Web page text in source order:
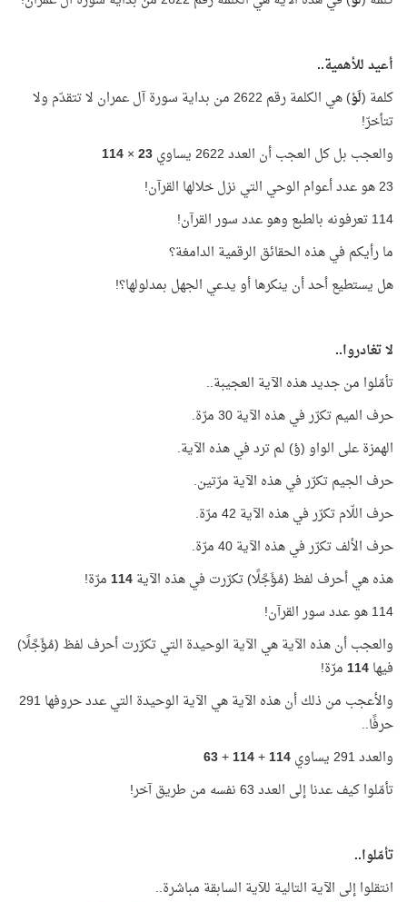
أعيد للأهمية..
كلمة (لَوْ
) هي الكلمة رقم 2622 من بداية سورة آل عمران لا تتقدّم ولا
تتأخرّ!
والعجب بل كل العجب أن العدد 2622 يساوي
23
×
114
23 هو عدد أعوام الوحي التي نزل خلالها القرآن!
114 تعرفونه بالطبع وهو عدد سور القرآن!
ما رأيكم في هذه الحقائق الرقمية الدامغة؟
هل يستطيع أحد أن ينكرها أو يدعي الجهل بمدلولها؟!
لا تغادروا..
تأمّلوا من جديد هذه الآية العجيبة..
حرف الميم تكرّر في هذه الآية 30 مرّة.
الهمزة على الواو (ؤ) لم ترد في هذه الآية.
حرف الجيم تكرّر في هذه الآية مرّتين.
حرف اللّام تكرّر في هذه الآية 42 مرّة.
حرف الألف تكرّر في هذه الآية 40 مرّة.
هذه هي أحرف لفظ (مُؤَجَّلًا) تكرّرت في هذه الآية114مرّة!
114 هو عدد سور القرآن!
والعجب أن هذه الآية هي الآية الوحيدة التي تكرّرت أحرف لفظ (مُؤَجَّلًا)
فيها114مرّة!
والأعجب من ذلك أن هذه الآية هي الآية الوحيدة التي عدد حروفها 291
حرفًا..
والعدد 291 يساوي
114
+
114
+
63
تأمّلوا كيف عدنا إلى العدد 63 نفسه من طريق آخر!
تأمّلوا..
انتقلوا إلى الآية التالية للآية السابقة مباشرة..